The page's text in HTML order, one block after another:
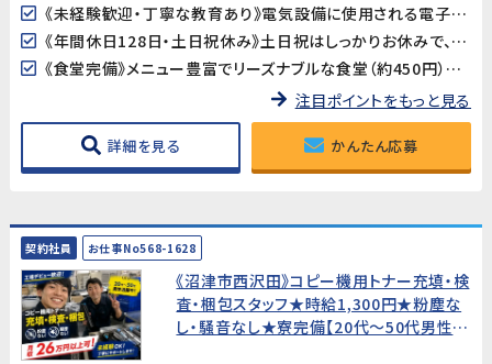
《未経験歓迎・丁寧な教育あり》電気設備に使用される電子部品の製造ですが、製造業が初めての方でも安心。丁寧な教育制度が整っており、しっかりサポートします。
《年間休日128日・土日祝休み》土日祝はしっかりお休みで、GW・夏季・年末年始の長期連休もあります。プライベートとのバランスが取りやすい環境です。
《食堂完備》メニュー豊富でリーズナブルな食堂（約450円）を利用可能。毎日のランチ準備が不要で快適です。
注目ポイントをもっと見る
詳細を見る かんたん応募
契約社員 お仕事No568-1628
《沼津市西沢田》コピー機用トナー充填・検
査・梱包スタッフ★時給1,300円★粉塵な
し・騒音なし★寮完備【20代〜50代男性活